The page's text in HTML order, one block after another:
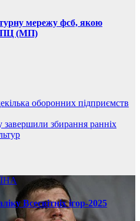
мережу фсб, якою
(МП)
оборонних підприємств
завершили збирання ранніх
Всесвітніх ігор-2025